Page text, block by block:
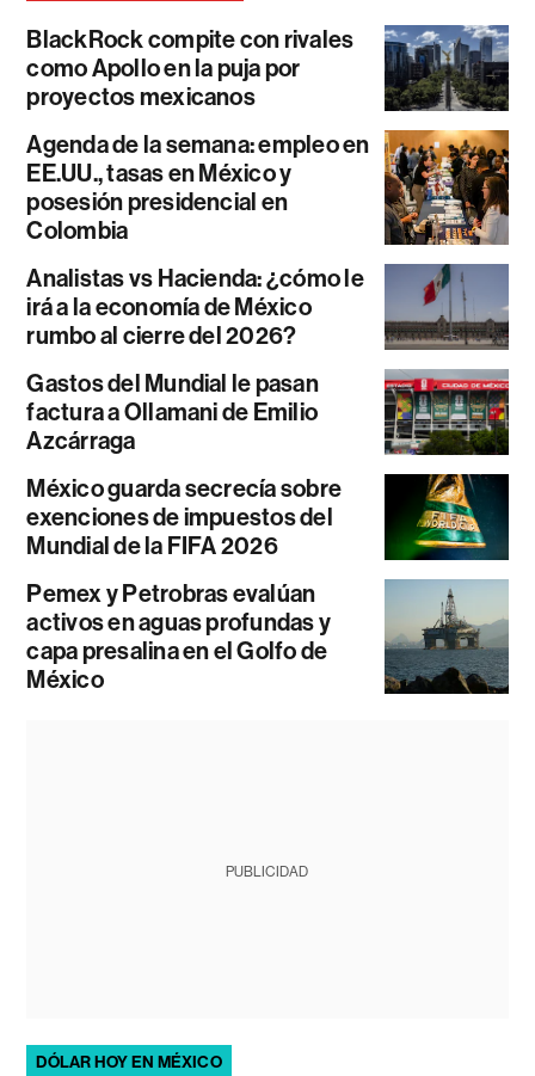
BlackRock compite con rivales
como Apollo en la puja por
proyectos mexicanos
Agenda de la semana: empleo en
EE.UU., tasas en México y
posesión presidencial en
Colombia
Analistas vs Hacienda: ¿cómo le
irá a la economía de México
rumbo al cierre del 2026?
Gastos del Mundial le pasan
factura a Ollamani de Emilio
Azcárraga
México guarda secrecía sobre
exenciones de impuestos del
Mundial de la FIFA 2026
Pemex y Petrobras evalúan
activos en aguas profundas y
capa presalina en el Golfo de
México
PUBLICIDAD
DÓLAR HOY EN MÉXICO